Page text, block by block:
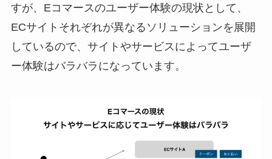
すが、Eコマースのユーザー体験の現状として、
ECサイトそれぞれが異なるソリューションを展開
しているので、サイトやサービスによってユーザ
ー体験はバラバラになっています。